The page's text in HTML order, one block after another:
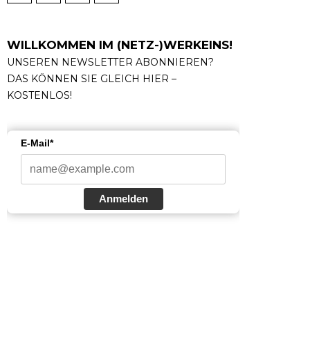
WILLKOMMEN IM (NETZ-)WERKEINS!
UNSEREN NEWSLETTER ABONNIEREN?
DAS KÖNNEN SIE GLEICH HIER –
KOSTENLOS!
E-Mail*
Anmelden